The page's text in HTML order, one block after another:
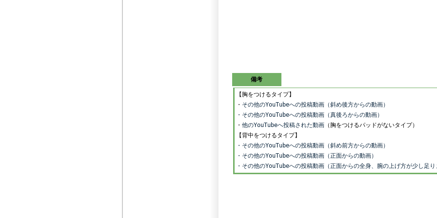
備考
【胸をつけるタイプ】
・ その他のYouTubeへの投稿動画（斜め後方からの動画）
・その他のYouTubeへの投稿動画（真後ろからの動画）
・ 他のYouTubeへ投稿された動画（胸をつけるパッドがないタイプ）
【背中をつけるタイプ】
・その他のYouTubeへの投稿動画（斜め前方からの動画）
・その他のYouTubeへの投稿動画（正面からの動画）
・その他のYouTubeへの投稿動画（正面からの全身、腕の上げ方が少し足